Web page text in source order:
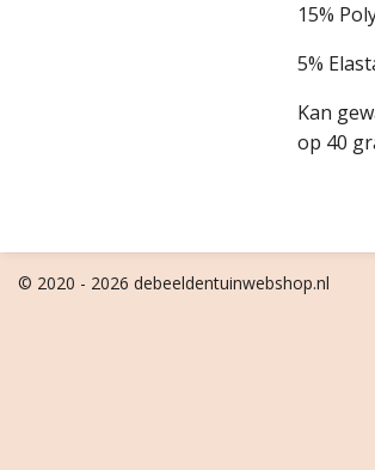
15%
5%
Kan
op 40
© 2020 - 2026 debeeldentuinwebshop.nl